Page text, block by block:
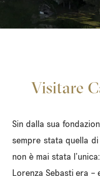
Visitare
Sin dalla sua
sempre stata quella
non è mai stata
Lorenza Sebasti era